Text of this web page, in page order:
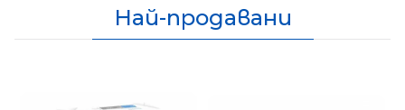
Най-продавани